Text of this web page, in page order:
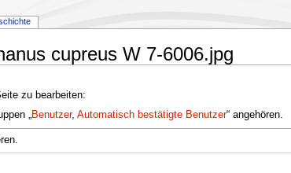
cupreus W 7-6006.jpg
zu bearbeiten:
„Benutzer, Automatisch bestätigte Benutzer“ angehören.